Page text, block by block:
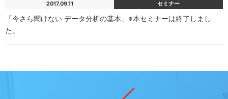
2017.09.11 セミナー
「今さら聞けない データ分析の基本」※本セミナーは終了しまし
た。